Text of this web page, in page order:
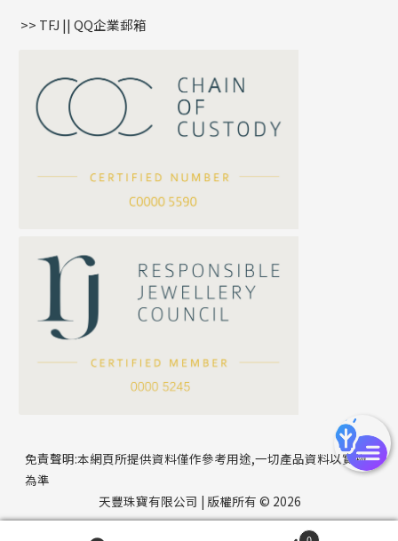
公司名稱
聯絡電話
嘴唇鏈系列
S車花鏈系列
珍珠鏈系列
坦克鏈系列
滿天星鏈系列
方假繩鏈系列
星座吊墜
珠扣
>> TFJ || QQ企業郵箱
免責聲明:本網頁所提供資料僅作參考用途,一切產品資料以實物
為準
天豐珠寶有限公司 | 版權所有 © 2026